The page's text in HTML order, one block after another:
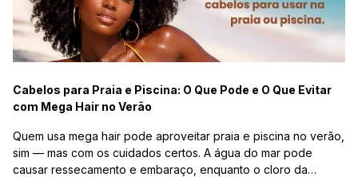
naturalidade no visual.
Cabelos para Praia e Piscina: O Que Pode e O Que Evitar
com Mega Hair no Verão
Quem usa mega hair pode aproveitar praia e piscina no verão,
sim — mas com os cuidados certos. A água do mar pode
causar ressecamento e embaraço, enquanto o cloro da